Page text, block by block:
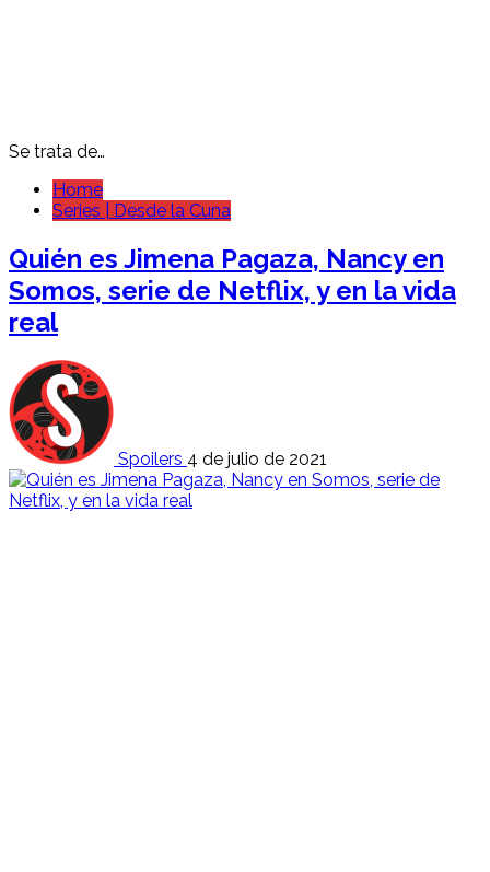
Se trata de…
Home
Series | Desde la Cuna
Quién es Jimena Pagaza, Nancy en
Somos, serie de Netflix, y en la vida
real
Spoilers 4 de julio de 2021